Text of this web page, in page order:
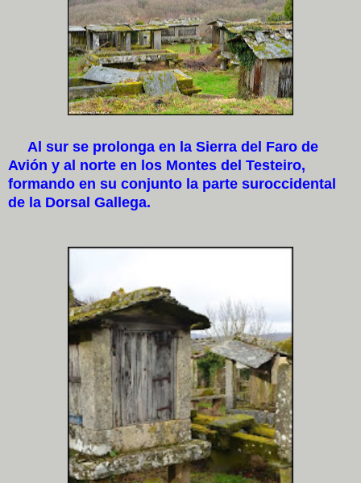
Al sur se prolonga en la Sierra del Faro de
Avión y al norte en los Montes del Testeiro,
formando en su conjunto la parte suroccidental
de la Dorsal Gallega.